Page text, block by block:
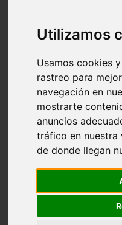
Utilizamos
Usamos cookies
rastreo para
navegación en
mostrarte
anuncios
tráfico en nuestra
de donde llegan
Santa-cruz-de-tenerife -
Cantabria - suances
Granada - monachil
Huesca - isábena
Huesca - alquézar
Huesca - castejón-de-
Sevilla - marinaleda
Córdoba - almedinilla
Navarra - zangoza
Cantabria - arenas-de-
Barcelona - la-pobla-
Las-palmas - yaiza